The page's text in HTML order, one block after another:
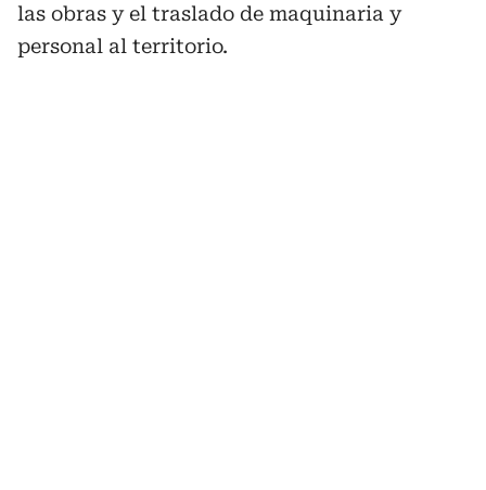
las obras y el traslado de maquinaria y
personal al territorio.